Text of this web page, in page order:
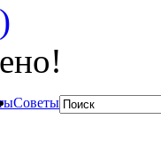
Советы